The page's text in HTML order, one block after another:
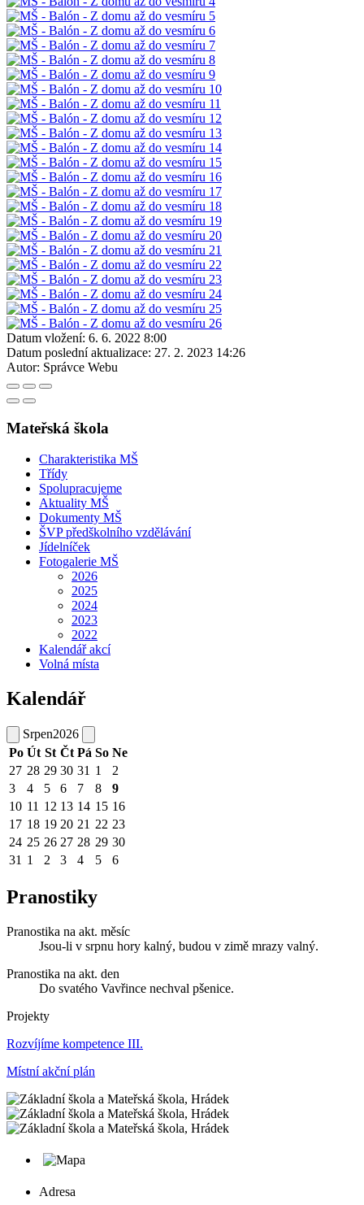
Datum vložení: 6. 6. 2022 8:00
Datum poslední aktualizace: 27. 2. 2023 14:26
Autor: Správce Webu
Mateřská škola
Charakteristika MŠ
Třídy
Spolupracujeme
Aktuality MŠ
Dokumenty MŠ
ŠVP předškolního vzdělávání
Jídelníček
Fotogalerie MŠ
2026
2025
2024
2023
2022
Kalendář akcí
Volná místa
Kalendář
Srpen2026
Po Út St Čt Pá So Ne
27 28 29 30 31 1
2
3
4 5 6 7 8
9
10 11 12 13 14 15 16
17 18 19 20 21 22 23
24 25 26 27 28 29 30
31 1 2 3 4 5 6
Pranostiky
Pranostika na akt. měsíc
Jsou-li v srpnu hory kalný, budou v zimě mrazy valný.
Pranostika na akt. den
Do svatého Vavřince nechval pšenice.
Projekty
Rozvíjíme kompetence III.
Místní akční plán
Adresa